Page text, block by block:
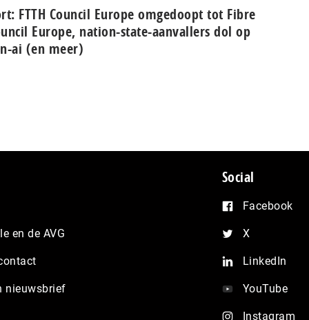
FTTH Council Europe omgedoopt tot Fibre
Europe, nation-state-aanvallers dol op
ai (en meer)
en de AVG
nieuwsbrief
Social
Facebook
X
LinkedIn
YouTube
Instagram